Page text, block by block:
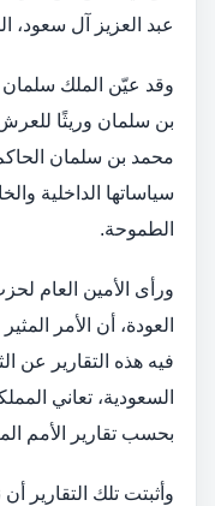
عبد العزيز آل سعود،
وقد عيّن الملك سلمان
بن سلمان وريثًا للعرش.
محمد بن سلمان
سياساتها الداخلية
الطموحة.
ورأى الأمين العام
العودة، أن الأمر
فيه هذه التقارير عن
السعودية، تعاني
بحسب تقارير الأمم
وأثبتت تلك